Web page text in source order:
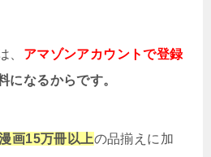
、 アマゾンアカウントで登録
になるからです。
画15万冊以上の品揃えに加